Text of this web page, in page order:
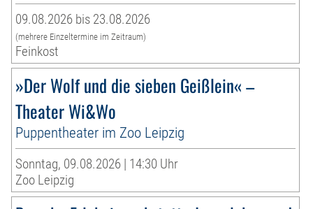
09.08.2026 bis 23.08.2026
(mehrere Einzeltermine im Zeitraum)
Feinkost
»Der Wolf und die sieben Geißlein« –
Theater Wi&Wo
Puppentheater im Zoo Leipzig
Sonntag, 09.08.2026 | 14:30 Uhr
Zoo Leipzig